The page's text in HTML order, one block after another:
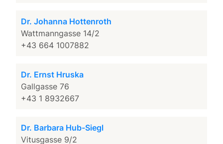
Dr. Johanna Hottenroth
Wattmanngasse 14/2
+43 664 1007882
Dr. Ernst Hruska
Gallgasse 76
+43 1 8932667
Dr. Barbara Hub-Siegl
Vitusgasse 9/2